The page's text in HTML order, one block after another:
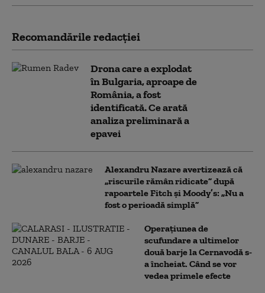
Recomandările redacţiei
Drona care a explodat
în Bulgaria, aproape de
România, a fost
identificată. Ce arată
analiza preliminară a
epavei
Alexandru Nazare avertizează că
„riscurile rămân ridicate” după
rapoartele Fitch și Moody’s: „Nu a
fost o perioadă simplă”
Operațiunea de
scufundare a ultimelor
două barje la Cernavodă s-
a încheiat. Când se vor
vedea primele efecte